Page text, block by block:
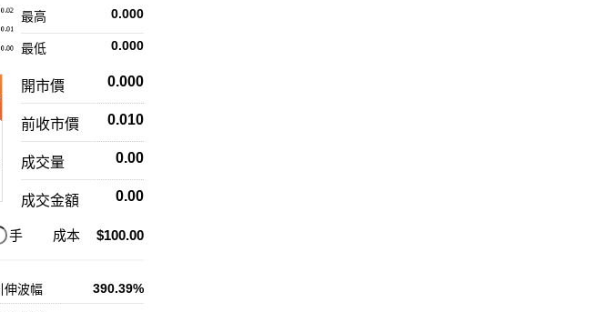
0.000
最高
0.000
最低
開市價 0.000
前收市價 0.010
成交量 0.00
成交金額 0.00
手 成本 $100.00
伸波幅 390.39%